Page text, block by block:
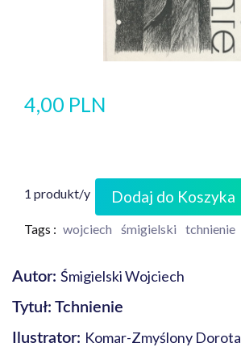
4,00 PLN
1 produkt/y Dodaj do Koszyka
Tags : wojciech śmigielski tchnienie
Autor: Śmigielski Wojciech
Tytuł: Tchnienie
Ilustrator: Komar-Zmyślony Dorota